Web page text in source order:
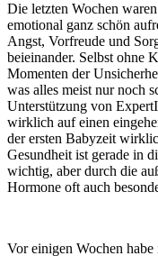
Die letzten Wochen
emotional ganz schön
Angst, Vorfreude und
beieinander. Selbst ohne
Momenten der
was alles meist nur noch
Unterstützung von
wirklich auf einen
der ersten Babyzeit
Gesundheit ist gerade in
wichtig, aber durch die
Hormone oft auch
Vor einigen Wochen